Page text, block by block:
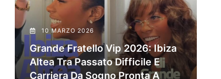
10 MARZO 2026
Grande Fratello Vip 2026: Ibiza
Altea Tra Passato Difficile E
Carriera Da Sogno Pronta A